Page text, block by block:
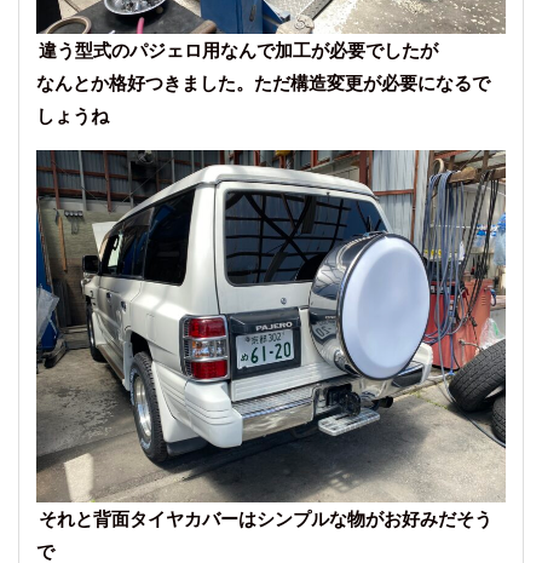
違う型式のパジェロ用なんで加工が必要でしたが
なんとか格好つきました。ただ構造変更が必要になるで
しょうね
それと背面タイヤカバーはシンプルな物がお好みだそう
で